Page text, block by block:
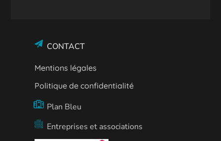
CONTACT
Mentions légales
Politique de confidentialité
Plan Bleu
Entreprises et associations